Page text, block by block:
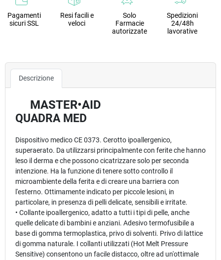
Pagamenti
sicuri SSL
Resi facili e
veloci
Solo
Farmacie
autorizzate
Spedizioni
24/48h
lavorative
Descrizione
MASTER•AID
QUADRA MED
Dispositivo medico CE 0373. Cerotto ipoallergenico,
superaerato. Da utilizzarsi principalmente con ferite che hanno
leso il derma e che possono cicatrizzare solo per seconda
intenzione. Ha la funzione di tenere sotto controllo il
microambiente della ferita e di creare una barriera con
l'esterno. Ottimamente indicato per piccole lesioni, in
particolare, in presenza di pelli delicate, sensibili e irritate.
• Collante ipoallergenico, adatto a tutti i tipi di pelle, anche
quelle delicate di bambini e anziani. Adesivo termofusibile a
base di gomma termoplastica, privo di solventi. Privo di lattice
di gomma naturale. I collanti utilizzati (Hot Melt Pressure
Sensitive) consentono un facile distacco, oltre ad un'ottimale